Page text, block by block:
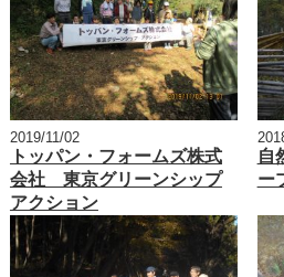
2019/11/02
トッパン・フォームズ株式
会社 東京グリーンシップ
アクション
自
ー